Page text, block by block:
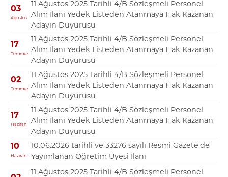
03
Ağustos
11 Ağustos 2025 Tarihli 4/B Sözleşmeli Personel
Alım İlanı Yedek Listeden Atanmaya Hak Kazanan
Adayın Duyurusu
17
Temmuz
11 Ağustos 2025 Tarihli 4/B Sözleşmeli Personel
Alım İlanı Yedek Listeden Atanmaya Hak Kazanan
Adayın Duyurusu
02
Temmuz
11 Ağustos 2025 Tarihli 4/B Sözleşmeli Personel
Alım İlanı Yedek Listeden Atanmaya Hak Kazanan
Adayın Duyurusu
17
Haziran
11 Ağustos 2025 Tarihli 4/B Sözleşmeli Personel
Alım İlanı Yedek Listeden Atanmaya Hak Kazanan
Adayın Duyurusu
10
Haziran
10.06.2026 tarihli ve 33276 sayılı Resmi Gazete'de
Yayımlanan Öğretim Üyesi İlanı
11 Ağustos 2025 Tarihli 4/B Sözleşmeli Personel